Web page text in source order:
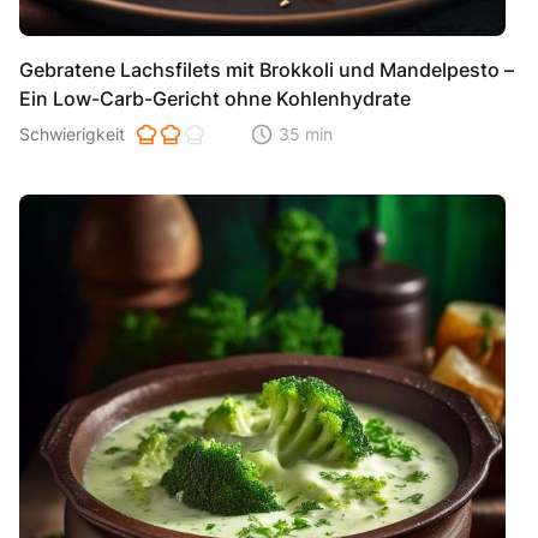
Gebratene Lachsfilets mit Brokkoli und Mandelpesto –
Ein Low-Carb-Gericht ohne Kohlenhydrate
Schwierigkeit der Zubereitung. 1 ist einfach 2 ist mittel 3 ist
Schwierigkeit Zeitaufwand der der Zubereitung.
35 min